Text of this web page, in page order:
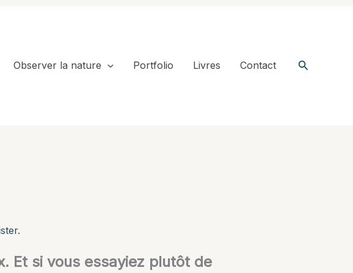
Observer la nature Portfolio Livres Contact
Et si vous essayiez plutôt de